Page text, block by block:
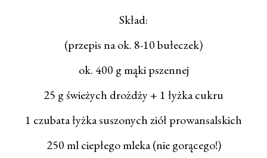
Skład:
(przepis na ok. 8-10 bułeczek)
ok. 400 g mąki pszennej
25 g świeżych drożdży + 1 łyżka cukru
1 czubata łyżka suszonych ziół prowansalskich
250 ml ciepłego mleka (nie gorącego!)